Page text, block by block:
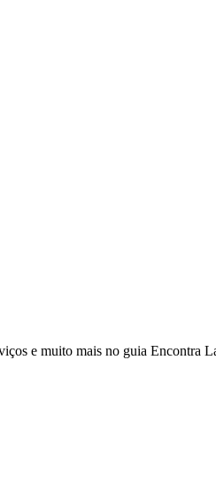
e muito mais no guia Encontra